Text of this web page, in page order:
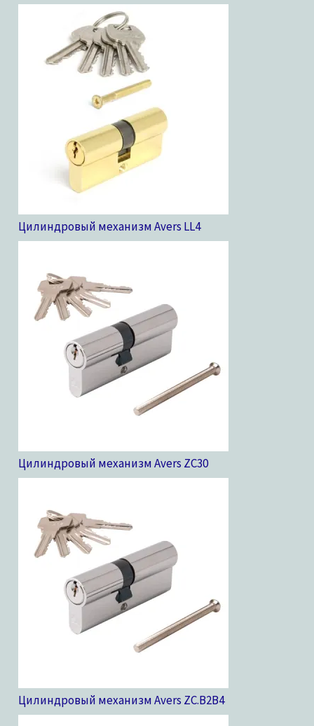
Цилиндровый механизм Avers LL4
Цилиндровый механизм Avers ZC30
Цилиндровый механизм Avers ZC.B2B4